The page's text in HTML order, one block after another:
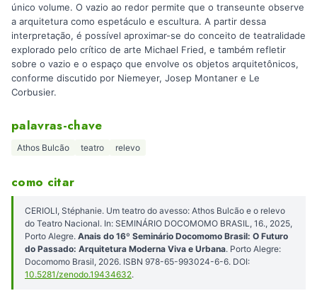
único volume. O vazio ao redor permite que o transeunte observe
a arquitetura como espetáculo e escultura. A partir dessa
interpretação, é possível aproximar-se do conceito de teatralidade
explorado pelo crítico de arte Michael Fried, e também refletir
sobre o vazio e o espaço que envolve os objetos arquitetônicos,
conforme discutido por Niemeyer, Josep Montaner e Le
Corbusier.
palavras-chave
Athos Bulcão teatro relevo
como citar
CERIOLI, Stéphanie. Um teatro do avesso: Athos Bulcão e o relevo
do Teatro Nacional. In: SEMINÁRIO DOCOMOMO BRASIL, 16., 2025,
Porto Alegre. Anais do 16º Seminário Docomomo Brasil: O Futuro
do Passado: Arquitetura Moderna Viva e Urbana. Porto Alegre:
Docomomo Brasil, 2026. ISBN 978-65-993024-6-6. DOI:
10.5281/zenodo.19434632.